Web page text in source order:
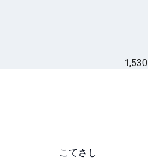
1,530
こてさし